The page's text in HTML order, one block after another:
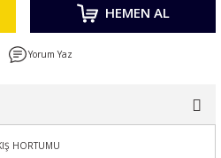
HEMEN AL
Yorum Yaz
HORTUMU